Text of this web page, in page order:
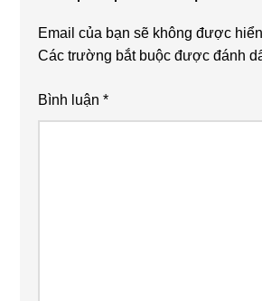
Email của bạn sẽ không được
Các trường bắt buộc được đánh
Bình luận*